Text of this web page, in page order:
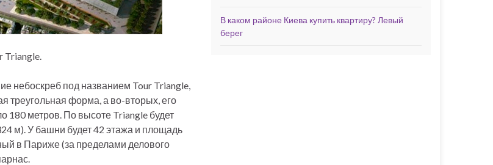
Triangle.
небоскреб под названием Tour Triangle,
треугольная форма, а во-вторых, его
180 метров. По высоте Triangle будет
м). У башни будет 42 этажа и площадь
в Париже (за пределами делового
В каком районе Киева купить квартиру? Левый
берег